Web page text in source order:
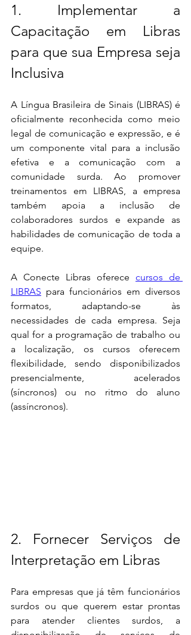
1. Implementar a
Capacitação em Libras
para que sua Empresa seja
Inclusiva
A Língua Brasileira de Sinais (LIBRAS) é
oficialmente reconhecida como meio
legal de comunicação e expressão, e é
um componente vital para a inclusão
efetiva e a comunicação com a
comunidade surda. Ao promover
treinamentos em LIBRAS, a empresa
também apoia a inclusão de
colaboradores surdos e expande as
habilidades de comunicação de toda a
equipe.
A Conecte Libras oferece cursos de
LIBRAS para funcionários em diversos
formatos, adaptando-se às
necessidades de cada empresa. Seja
qual for a programação de trabalho ou
a localização, os cursos oferecem
flexibilidade, sendo disponibilizados
presencialmente, acelerados
(síncronos) ou no ritmo do aluno
(assíncronos).
2. Fornecer Serviços de
Interpretação em Libras
Para empresas que já têm funcionários
surdos ou que querem estar prontas
para atender clientes surdos, a